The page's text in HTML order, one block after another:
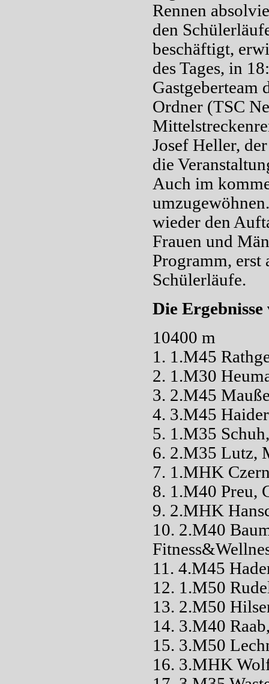
Rennen
den
beschäftigt,
des Tages, in
Ordner (TSC
Josef Heller,
die
Auch im
wieder den
Frauen und
Programm, erst
Schülerläufe.
Die
10400 m
1. 1.M45
2. 1.M30
3. 2.M45
4. 3.M45
5. 1.M35
6. 2.M35 Lutz,
7. 1.MHK
8. 1.M40 Preu,
9. 2.MHK
10. 2.M40
11. 4.M45
12. 1.M50
13. 2.M50
14. 3.M40
15. 3.M50
16. 3.MHK